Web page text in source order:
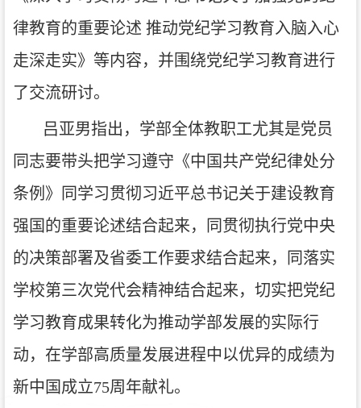
律教育的重要论述 推动党纪学习教育入脑入心
走深走实》等内容，并围绕党纪学习教育进行
了交流研讨。
吕亚男指出，学部全体教职工尤其是党员
同志要带头把学习遵守《中国共产党纪律处分
条例》同学习贯彻习近平总书记关于建设教育
强国的重要论述结合起来，同贯彻执行党中央
的决策部署及省委工作要求结合起来，同落实
学校第三次党代会精神结合起来，切实把党纪
学习教育成果转化为推动学部发展的实际行
动，在学部高质量发展进程中以优异的成绩为
新中国成立75周年献礼。